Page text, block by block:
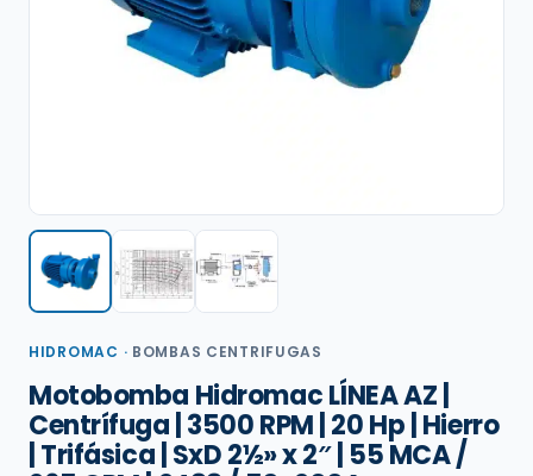
HIDROMAC · BOMBAS CENTRIFUGAS
Motobomba Hidromac LÍNEA AZ |
Centrífuga | 3500 RPM | 20 Hp | Hierro
| Trifásica | SxD 2½» x 2″ | 55 MCA /